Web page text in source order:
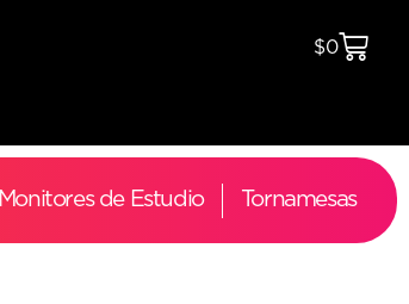
$0
Monitores de Estudio Tornamesas